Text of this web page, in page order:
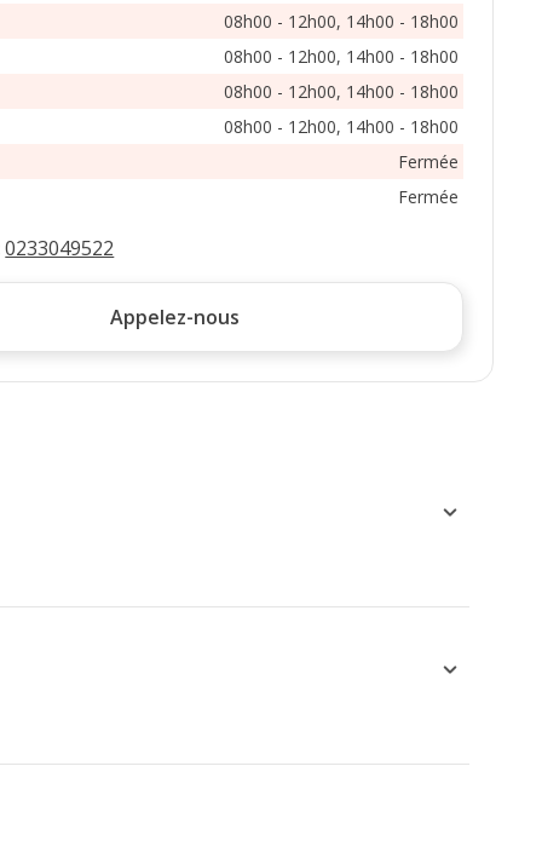
08h00 - 12h00, 14h00 - 18h00
08h00 - 12h00, 14h00 - 18h00
08h00 - 12h00, 14h00 - 18h00
08h00 - 12h00, 14h00 - 18h00
Fermée
Fermée
0233049522
Appelez-nous